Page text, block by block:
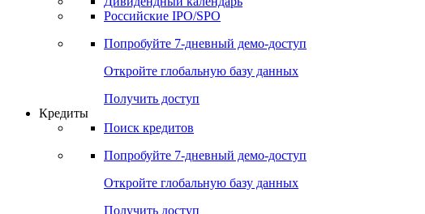
Получить доступ
Акции
Поиск акций
Дивидендный календарь
Российские IPO/SPO
Попробуйте7-дневный
Откройте глобальную базу данных
Получить доступ
Кредиты
Поиск кредитов
Попробуйте7-дневный